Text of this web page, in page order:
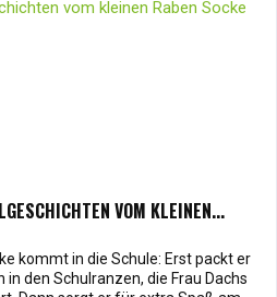
VOM KLEINEN...
kommt in die Schule: Erst packt er
den Schulranzen, die Frau Dachs